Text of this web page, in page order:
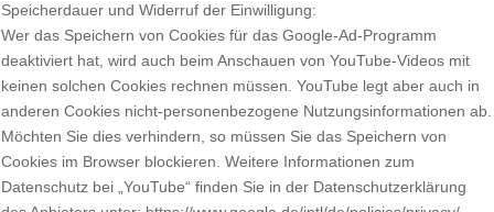
Speicherdauer und Widerruf der Einwilligung:
Wer das Speichern von Cookies für das Google-Ad-Programm
deaktiviert hat, wird auch beim Anschauen von YouTube-Videos mit
keinen solchen Cookies rechnen müssen. YouTube legt aber auch in
anderen Cookies nicht-personenbezogene Nutzungsinformationen ab.
Möchten Sie dies verhindern, so müssen Sie das Speichern von
Cookies im Browser blockieren. Weitere Informationen zum
Datenschutz bei „YouTube“ finden Sie in der Datenschutzerklärung